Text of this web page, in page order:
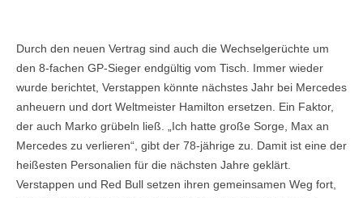
Durch den neuen Vertrag sind auch die Wechselgerüchte um
den 8-fachen GP-Sieger endgültig vom Tisch. Immer wieder
wurde berichtet, Verstappen könnte nächstes Jahr bei Mercedes
anheuern und dort Weltmeister Hamilton ersetzen. Ein Faktor,
der auch Marko grübeln ließ. „Ich hatte große Sorge, Max an
Mercedes zu verlieren“, gibt der 78-jährige zu. Damit ist eine der
heißesten Personalien für die nächsten Jahre geklärt.
Verstappen und Red Bull setzen ihren gemeinsamen Weg fort,